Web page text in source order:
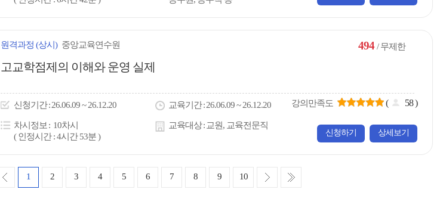
원격과정 (상시) 중앙교육연수원
고교학점제의 이해와 운영 실제
신청기간 26.06.09 ~ 26.12.20 교육기간 26.06.09 ~ 26.12.20
차시정보
10차시
( 인정시간 : 4시간 53분 )
교육대상 교원, 교육전문직
강의만족도 ( 58)
494/ 무제한
신청하기 상세보기
이
1 2 3 4 5 6 7 8 9 10
다
마